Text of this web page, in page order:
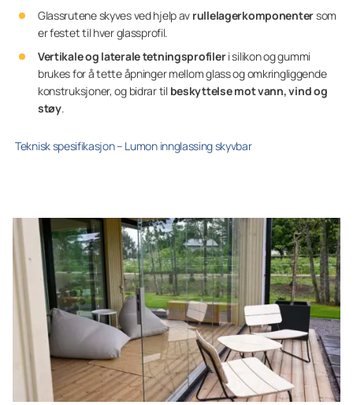
Glassrutene skyves ved hjelp av rullelagerkomponentersom
er festet til hver glassprofil.
Vertikale og laterale tetningsprofileri silikon og gummi
brukes for å tette åpninger mellom glass og omkringliggende
konstruksjoner, og bidrar til beskyttelse mot vann, vind og
støy.
Teknisk spesifikasjon – Lumon innglassing skyvbar